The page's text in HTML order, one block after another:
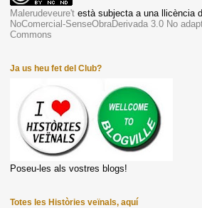
Malerudeveure'testà subjecta a una llicència
NoComercial-SenseObraDerivada 3.0 No
Commons
Ja us heu fet del Club?
Poseu-les als vostres blogs!
Totes les Històries veïnals, aquí